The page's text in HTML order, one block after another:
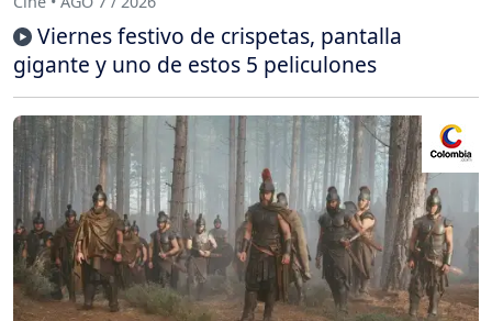
Viernes festivo de crispetas, pantalla
gigante y uno de estos 5 peliculones